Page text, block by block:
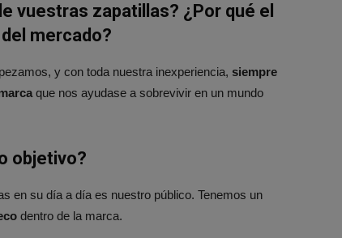
vuestras zapatillas? ¿Por qué el
mercado?
y con toda nuestra inexperiencia, siempre
que nos ayudase a sobrevivir en un mundo
objetivo?
en su día a día es nuestro público. Tenemos un
dentro de la marca.